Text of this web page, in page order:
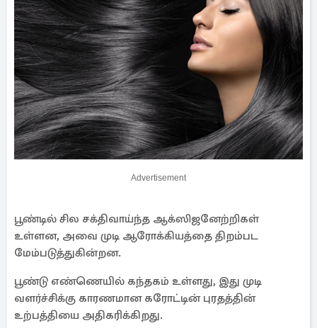
Advertisement
பூண்டில் சில சக்திவாய்ந்த ஆக்ஸிஜனேற்றிகள்
உள்ளன, அவை முடி ஆரோக்கியத்தை திறம்பட
மேம்படுத்துகின்றன.
பூண்டு எண்ணெயில் கந்தகம் உள்ளது, இது முடி
வளர்ச்சிக்கு காரணமான கரோட்டின் புரதத்தின்
உற்பத்தியை அதிகரிக்கிறது.